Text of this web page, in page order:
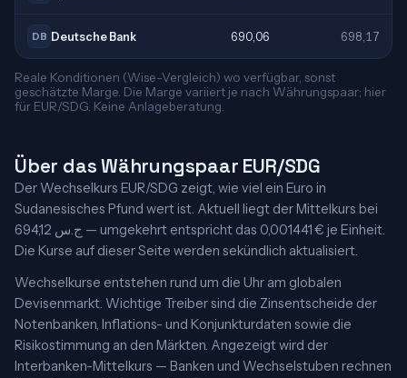
DB Deutsche Bank 690,06 698,17
Reale Konditionen (Wise-Vergleich) wo verfügbar, sonst
geschätzte Marge. Die Marge variiert je nach Währungspaar; hier
für EUR/SDG. Keine Anlageberatung.
Über das Währungspaar EUR/SDG
Der Wechselkurs EUR/SDG zeigt, wie viel ein Euro in
Sudanesisches Pfund wert ist. Aktuell liegt der Mittelkurs bei
694,12 ج.س — umgekehrt entspricht das 0,001441 € je Einheit.
Die Kurse auf dieser Seite werden sekündlich aktualisiert.
Wechselkurse entstehen rund um die Uhr am globalen
Devisenmarkt. Wichtige Treiber sind die Zinsentscheide der
Notenbanken, Inflations- und Konjunkturdaten sowie die
Risikostimmung an den Märkten. Angezeigt wird der
Interbanken-Mittelkurs — Banken und Wechselstuben rechnen